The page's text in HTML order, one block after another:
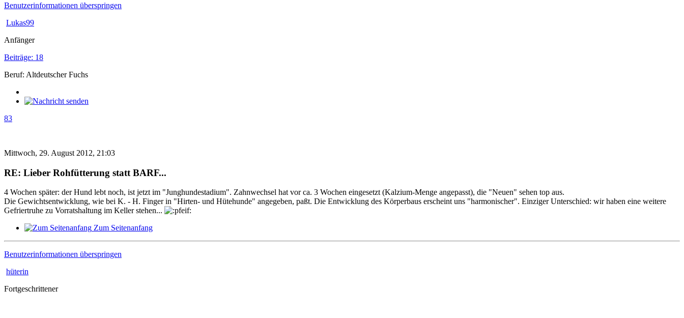
Benutzerinformationen überspringen
Lukas99
Anfänger
Beiträge: 18
Beruf: Altdeutscher Fuchs
83
Mittwoch, 29. August 2012, 21:03
RE: Lieber Rohfütterung statt BARF...
4 Wochen später: der Hund lebt noch, ist jetzt im "Junghundestadium". Zahnwechsel hat vor ca. 3 Wochen eingesetzt (Kalzium-Menge angepasst), die "Neuen" sehen top aus.
Die Gewichtsentwicklung, wie bei K. - H. Finger in "Hirten- und Hütehunde" angegeben, paßt. Die Entwicklung des Körperbaus erscheint uns "harmonischer". Einziger Unterschied: wir haben eine weitere
Gefriertruhe zu Vorratshaltung im Keller stehen...
Zum Seitenanfang
Benutzerinformationen überspringen
hüterin
Fortgeschrittener